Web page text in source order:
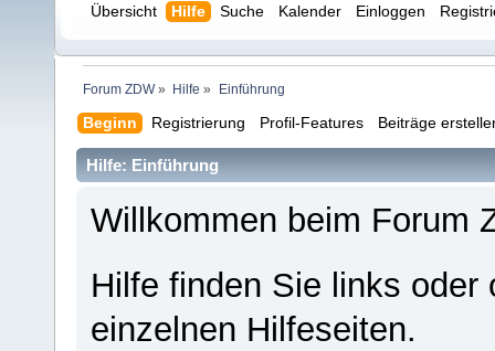
Übersicht Hilfe Suche Kalender Einloggen
Forum ZDW» Hilfe » Einführung
Beginn Registrierung Profil-Features Beiträge
Hilfe: Einführung
Willkommen beim Forum
Hilfe finden Sie links
einzelnen Hilfeseiten.